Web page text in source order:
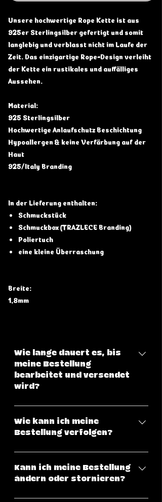
Unsere hochwertige Rope Kette ist aus
925er Sterlingsilber gefertigt und somit
langlebig und verblasst nicht im Laufe der
Zeit. Das einzigartige Rope-Design verleiht
der Kette ein rustikales und auffälliges
Aussehen.
Material:
925 Sterlingsilber
Hochwertige Anlaufschutz Beschichtung
Hypoallergen & keine Verfärbung auf der
Haut
925/Italy Branding
In der Lieferung enthalten:
Schmuckstück
Schmuckbox (TRAZLECE Branding)
Poliertuch
eine kleine Überraschung
Breite:
1,8mm
Wie lange dauert es, bis
meine Bestellung
bearbeitet und versendet
wird?
Klicke hier, um eine genaue
Übersicht über unsere
Versandbedingungen zu haben.
Wie kann ich meine
Bestellung verfolgen?
Nachdem deine Bestellung
versendet wurde, erhältst du eine
Sendungsverfolgungsnummer per
Kann ich meine Bestellung
ändern oder stornieren?